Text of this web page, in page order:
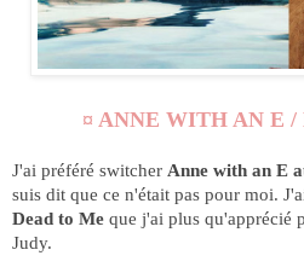
¤ ANNE WITH AN E
J'ai préféré switcher Anne with an E
suis dit que ce n'était pas pour moi.
Dead to Me que j'ai plus qu'apprécié
Judy.